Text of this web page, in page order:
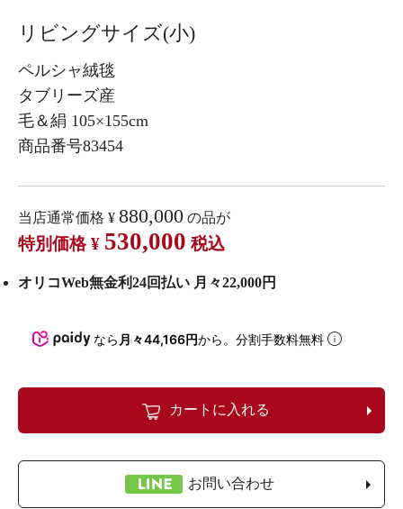
リビングサイズ(小)
ペルシャ絨毯
タブリーズ産
毛＆絹 105×155cm
商品番号83454
当店通常価格 ¥ 880,000 の品が
特別価格 ¥ 530,000 税込
オリコWeb無金利24回払い 月々22,000円
なら 月々44,166円から。分割手数料無料
カートに入れる
お問い合わせ